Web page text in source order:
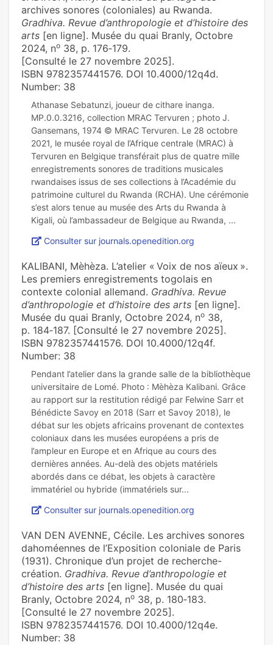
archives sonores (coloniales) au Rwanda.
Gradhiva. Revue d’anthropologie et d’histoire des
arts [en ligne]. Musée du quai Branly, Octobre
2024, no 38, p. 176‑179.
[Consulté le 27 novembre 2025].
ISBN 9782357441576. DOI 10.4000/12q4d.
Number: 38
Athanase Sebatunzi, joueur de cithare inanga.
MP.0.0.3216, collection MRAC Tervuren ; photo J.
Gansemans, 1974 © MRAC Tervuren. Le 28 octobre
2021, le musée royal de l’Afrique centrale (MRAC) à
Tervuren en Belgique transférait plus de quatre mille
enregistrements sonores de traditions musicales
rwandaises issus de ses collections à l’Académie du
patrimoine culturel du Rwanda (RCHA). Une cérémonie
s’est alors tenue au musée des Arts du Rwanda à
Consulter sur journals.openedition.org
KALIBANI, Mèhèza. L’atelier « Voix de nos aïeux ».
Les premiers enregistrements togolais en
contexte colonial allemand. Gradhiva. Revue
d’anthropologie et d’histoire des arts [en ligne].
Musée du quai Branly, Octobre 2024, no 38,
p. 184‑187. [Consulté le 27 novembre 2025].
ISBN 9782357441576. DOI 10.4000/12q4f.
Number: 38
Pendant l’atelier dans la grande salle de la bibliothèque
universitaire de Lomé. Photo : Mèhèza Kalibani. Grâce
au rapport sur la restitution rédigé par Felwine Sarr et
Bénédicte Savoy en 2018 (Sarr et Savoy 2018), le
débat sur les objets africains provenant de contextes
coloniaux dans les musées européens a pris de
l’ampleur en Europe et en Afrique au cours des
dernières années. Au-delà des objets matériels
abordés dans ce débat, les objets à caractère
Consulter sur journals.openedition.org
VAN DEN AVENNE, Cécile. Les archives sonores
dahoméennes de l’Exposition coloniale de Paris
(1931). Chronique d’un projet de recherche-
création. Gradhiva. Revue d’anthropologie et
d’histoire des arts [en ligne]. Musée du quai
Branly, Octobre 2024, no 38, p. 180‑183.
[Consulté le 27 novembre 2025].
ISBN 9782357441576. DOI 10.4000/12q4e.
Number: 38